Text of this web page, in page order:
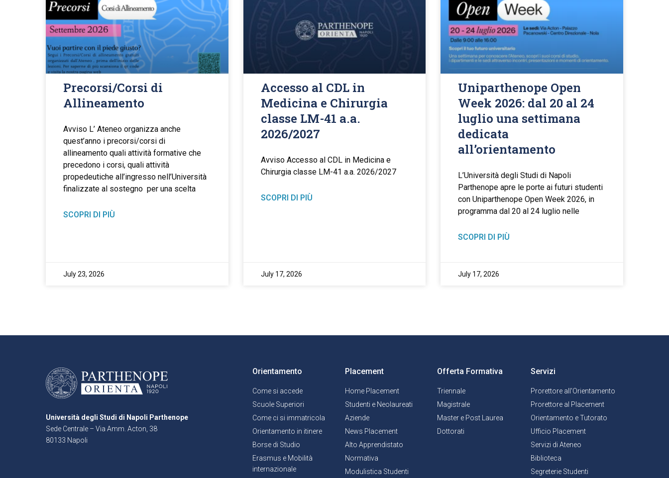
Precorsi/Corsi di
Allineamento
Avviso L’ Ateneo organizza anche
quest’anno i precorsi/corsi di
allineamento quali attività formative che
precedono i corsi, quali attività
propedeutiche all’ingresso nell’Università
finalizzate al sostegno per una scelta
SCOPRI DI PIÙ
July 23, 2026
Accesso al CDL in
Medicina e Chirurgia
classe LM-41 a.a.
2026/2027
Avviso Accesso al CDL in Medicina e
Chirurgia classe LM-41 a.a. 2026/2027
SCOPRI DI PIÙ
July 17, 2026
Uniparthenope Open
Week 2026: dal 20 al 24
luglio una settimana
dedicata
all’orientamento
L’Università degli Studi di Napoli
Parthenope apre le porte ai futuri studenti
con Uniparthenope Open Week 2026, in
programma dal 20 al 24 luglio nelle
SCOPRI DI PIÙ
July 17, 2026
Università degli Studi di Napoli Parthenope
Sede Centrale – Via Amm. Acton, 38
80133 Napoli
Orientamento
Come si accede
Scuole Superiori
Come ci si immatricola
Orientamento in itinere
Borse di Studio
Erasmus e Mobilità
internazionale
Placement
Home Placement
Studenti e Neolaureati
Aziende
News Placement
Alto Apprendistato
Normativa
Modulistica Studenti
Offerta Formativa
Triennale
Magistrale
Master e Post Laurea
Dottorati
Servizi
Prorettore all'Orientamento
Prorettore al Placement
Orientamento e Tutorato
Ufficio Placement
Servizi di Ateneo
Biblioteca
Segreterie Studenti